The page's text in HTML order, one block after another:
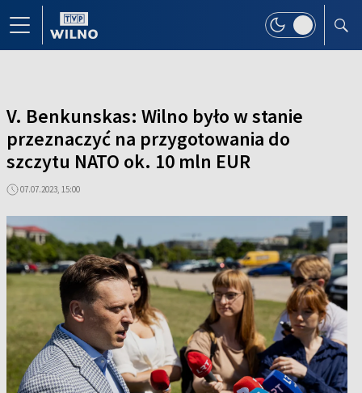
V. Benkunskas: Wilno było w stanie
przeznaczyć na przygotowania do
szczytu NATO ok. 10 mln EUR
07.07.2023, 15:00